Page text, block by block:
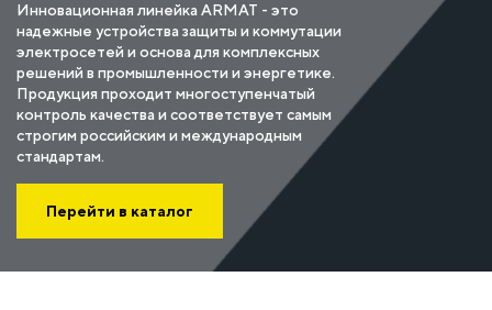
Инновационная линейка ARMAT - это
надежные устройства защиты и коммутации
электросетей и основа для комплексных
решений в промышленности и энергетике.
Продукция проходит многоступенчатый
контроль качества и соответствует самым
строгим российским и международным
стандартам.
Перейти в каталог